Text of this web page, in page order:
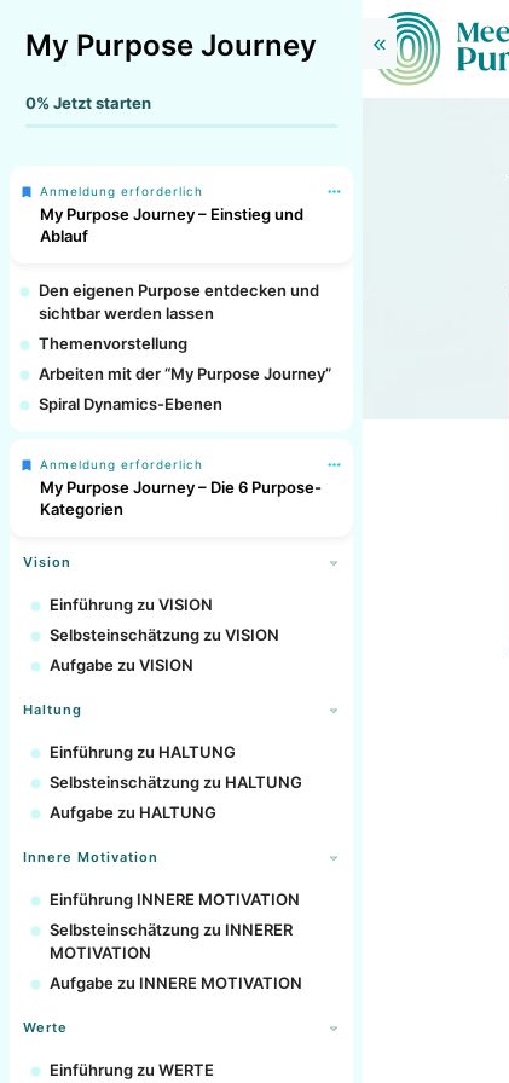
My Purpose Journey
0% Jetzt starten
Anmeldung erforderlich
My Purpose Journey – Einstieg und
Ablauf
Den eigenen Purpose entdecken und
sichtbar werden lassen
Themenvorstellung
Arbeiten mit der “My Purpose Journey”
Spiral Dynamics-Ebenen
Anmeldung erforderlich
My Purpose Journey – Die 6 Purpose-
Kategorien
Vision
Einführung zu VISION
Selbsteinschätzung zu VISION
Aufgabe zu VISION
Haltung
Einführung zu HALTUNG
Selbsteinschätzung zu HALTUNG
Aufgabe zu HALTUNG
Innere Motivation
Einführung INNERE MOTIVATION
Selbsteinschätzung zu INNERER
MOTIVATION
Aufgabe zu INNERE MOTIVATION
Werte
Einführung zu WERTE